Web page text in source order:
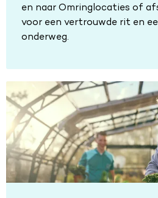
en naar Omringlocaties of
voor een vertrouwde rit en
onderweg.